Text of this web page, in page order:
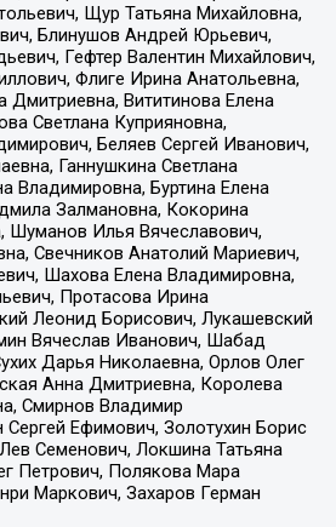
Щур Татьяна Михайловна,
Блинушов Андрей Юрьевич,
Гефтер Валентин Михайлович,
Флиге Ирина Анатольевна,
Дмитриевна, Вититинова Елена
Светлана Куприяновна,
Беляев Сергей Иванович,
Ганнушкина Светлана
Владимировна, Буртина Елена
Залмановна, Кокорина
Шуманов Илья Вячеславович,
Свечников Анатолий Мариевич,
Шахова Елена Владимировна,
Протасова Ирина
Леонид Борисович, Лукашевский
Вячеслав Иванович, Шабад
Дарья Николаевна, Орлов Олег
Анна Дмитриевна, Королева
Смирнов Владимир
Ефимович, Золотухин Борис
Семенович, Локшина Татьяна
Петрович, Полякова Мара
Маркович, Захаров Герман